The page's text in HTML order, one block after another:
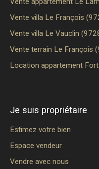
Vente villa Le François
Vente villa Le Vauclin
Vente terrain Le François
Location appartement
Je suis propriétaire
Estimez votre bien
Espace vendeur
Vendre avec nous